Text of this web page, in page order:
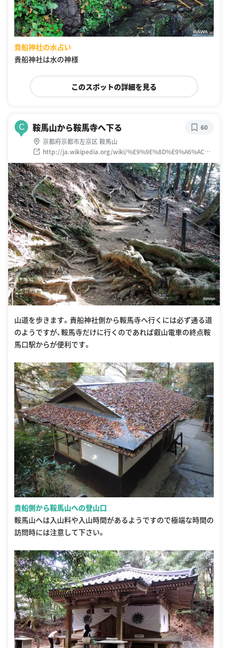
貴船神社の水占い
貴船神社は水の神様
このスポットの詳細を見る
C 鞍馬山から鞍馬寺へ下る
京都府京都市左京区 鞍馬山
http://ja.wikipedia.org/wiki/%E9%9E%8D%E9%A6%AC%E
5%B1%B1
60
山道を歩きます。貴船神社側から鞍馬寺へ行くには必ず通る道
のようですが、鞍馬寺だけに行くのであれば叡山電車の終点鞍
馬口駅からが便利です。
貴船側から鞍馬山への登山口
鞍馬山へは入山料や入山時間があるようですので極端な時間の
訪問時には注意して下さい。